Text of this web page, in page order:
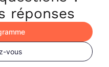
réponses
vous